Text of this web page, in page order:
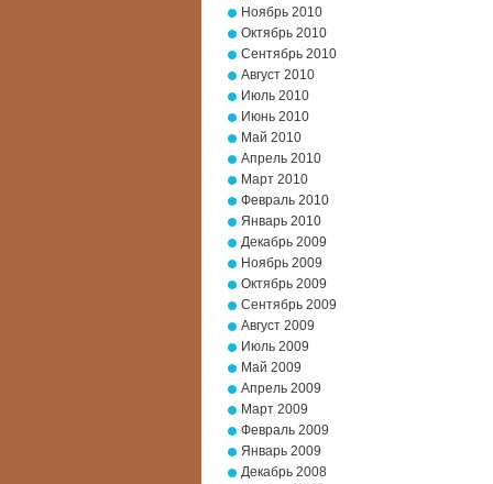
Ноябрь 2010
Октябрь 2010
Сентябрь 2010
Август 2010
Июль 2010
Июнь 2010
Май 2010
Апрель 2010
Март 2010
Февраль 2010
Январь 2010
Декабрь 2009
Ноябрь 2009
Октябрь 2009
Сентябрь 2009
Август 2009
Июль 2009
Май 2009
Апрель 2009
Март 2009
Февраль 2009
Январь 2009
Декабрь 2008